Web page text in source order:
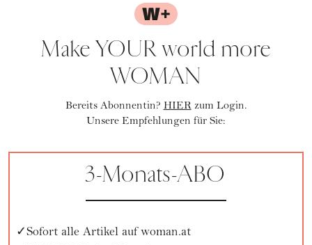
Make YOUR world more
WOMAN
Bereits Abonnentin? HIERzum Login.
Unsere Empfehlungen für Sie:
3-Monats-ABO
Sofort alle Artikel auf woman.at